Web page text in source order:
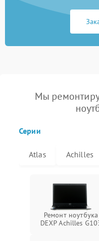
Мы
Серии
Atlas Achilles
Ремонт ноутбука
DEXP Achilles